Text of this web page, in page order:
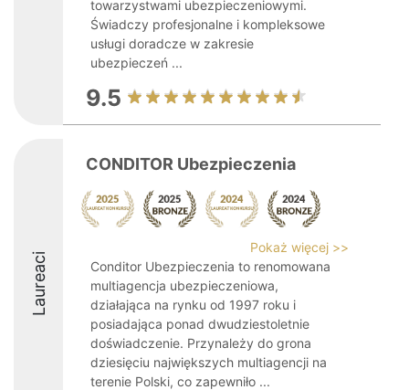
towarzystwami ubezpieczeniowymi.
Świadczy profesjonalne i kompleksowe
usługi doradcze w zakresie
ubezpieczeń ...
9.5
Laureaci
CONDITOR Ubezpieczenia
Pokaż więcej >>
Conditor Ubezpieczenia to renomowana
multiagencja ubezpieczeniowa,
działająca na rynku od 1997 roku i
posiadająca ponad dwudziestoletnie
doświadczenie. Przynależy do grona
dziesięciu największych multiagencji na
terenie Polski, co zapewniło ...